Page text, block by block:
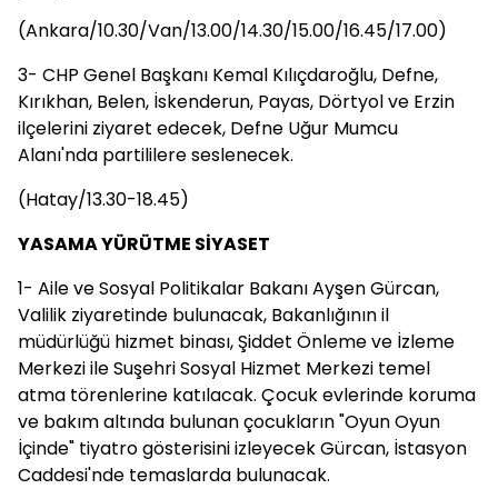
(Ankara/10.30/Van/13.00/14.30/15.00/16.45/17.00)
3- CHP Genel Başkanı Kemal Kılıçdaroğlu, Defne,
Kırıkhan, Belen, İskenderun, Payas, Dörtyol ve Erzin
ilçelerini ziyaret edecek, Defne Uğur Mumcu
Alanı'nda partililere seslenecek.
(Hatay/13.30-18.45)
YASAMA YÜRÜTME SİYASET
1- Aile ve Sosyal Politikalar Bakanı Ayşen Gürcan,
Valilik ziyaretinde bulunacak, Bakanlığının il
müdürlüğü hizmet binası, Şiddet Önleme ve İzleme
Merkezi ile Suşehri Sosyal Hizmet Merkezi temel
atma törenlerine katılacak. Çocuk evlerinde koruma
ve bakım altında bulunan çocukların "Oyun Oyun
İçinde" tiyatro gösterisini izleyecek Gürcan, İstasyon
Caddesi'nde temaslarda bulunacak.